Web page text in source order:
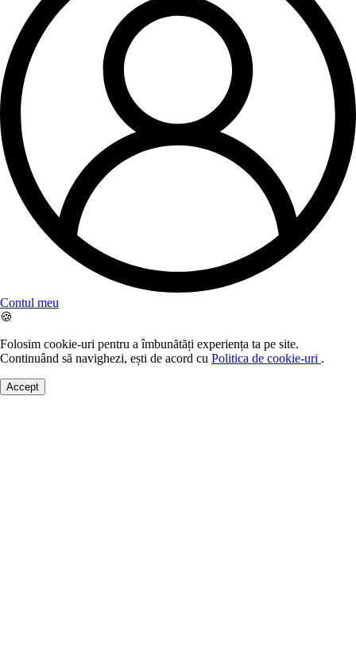
Contul meu
🍪
Folosim cookie-uri pentru a îmbunătăți experiența ta pe site.
Continuând să navighezi, ești de acord cu Politica de cookie-uri .
Accept